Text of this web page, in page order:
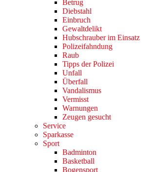
Betrug
Diebstahl
Einbruch
Gewaltdelikt
Hubschrauber im Einsatz
Polizeifahndung
Raub
Tipps der Polizei
Unfall
Überfall
Vandalismus
Vermisst
Warnungen
Zeugen gesucht
Service
Sparkasse
Sport
Badminton
Basketball
Bogensport